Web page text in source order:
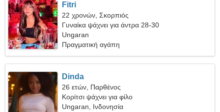
Fitri
22 χρονών, Σκορπιός
Γυναίκα ψάχνει για άντρα 28-30
Ungaran
Πραγματική αγάπη
Dinda
26 ετών, Παρθένος
Κορίτσι ψάχνει για φίλο
Ungaran, Ινδονησία